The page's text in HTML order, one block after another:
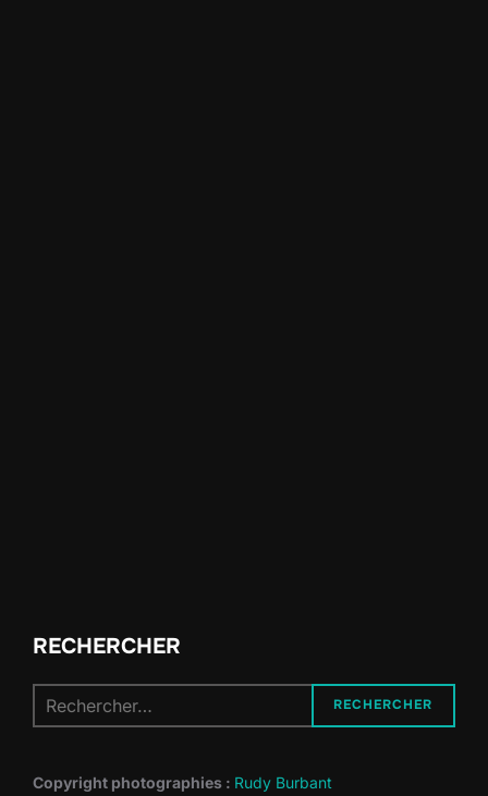
RECHERCHER
pour :
RECHERCHER
Copyright photographies : Rudy Burbant